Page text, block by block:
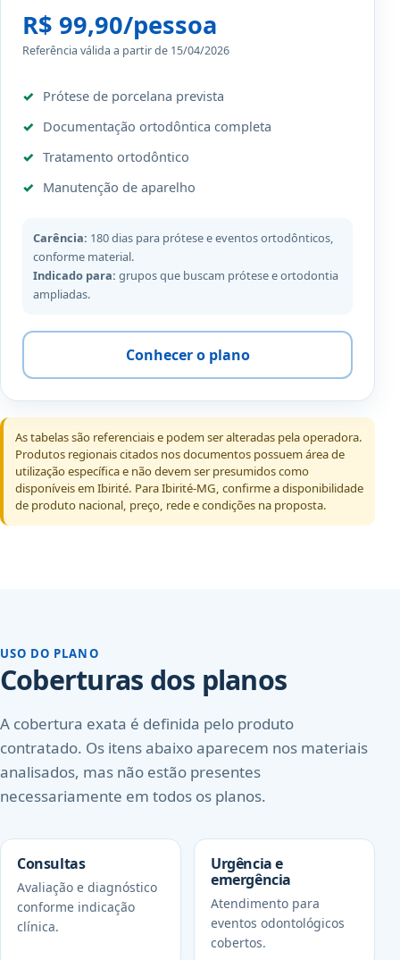
R$ 99,90/pessoa
Referência válida a partir de 15/04/2026
Prótese de porcelana prevista
Documentação ortodôntica completa
Tratamento ortodôntico
Manutenção de aparelho
Carência: 180 dias para prótese e eventos ortodônticos,
conforme material.
Indicado para: grupos que buscam prótese e ortodontia
ampliadas.
Conhecer o plano
As tabelas são referenciais e podem ser alteradas pela operadora.
Produtos regionais citados nos documentos possuem área de
utilização específica e não devem ser presumidos como
disponíveis em Ibirité. Para Ibirité-MG, confirme a disponibilidade
de produto nacional, preço, rede e condições na proposta.
USO DO PLANO
Coberturas dos planos
A cobertura exata é definida pelo produto
contratado. Os itens abaixo aparecem nos materiais
analisados, mas não estão presentes
necessariamente em todos os planos.
Consultas
Avaliação e diagnóstico
conforme indicação
clínica.
Urgência e
emergência
Atendimento para
eventos odontológicos
cobertos.